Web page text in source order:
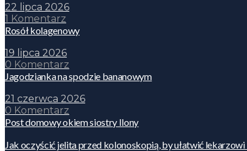
22 lipca 2026
1 Komentarz
Rosół kolagenowy
19 lipca 2026
0 Komentarz
Jagodzianka na spodzie bananowym
21 czerwca 2026
0 Komentarz
Post domowy okiem siostry Ilony
Jak oczyścić jelita przed kolonoskopią, by ułatwić lekarzowi